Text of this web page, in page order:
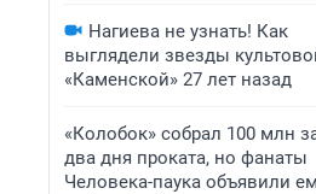
Нагиева не узнать! Как
выглядели звезды
«Каменской» 27 лет назад
«Колобок» собрал 100 млн
два дня проката, но фанаты
Человека-паука объявили